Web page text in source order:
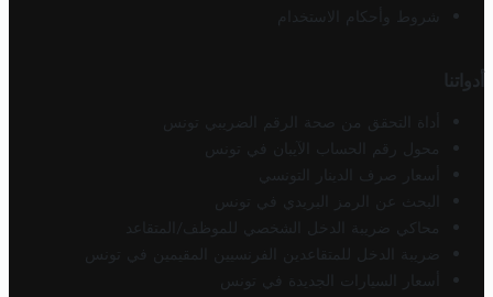
شروط وأحكام الاستخدام
أدواتنا
أداة التحقق من صحة الرقم الضريبي تونس
محول رقم الحساب الآيبان في تونس
أسعار صرف الدينار التونسي
البحث عن الرمز البريدي في تونس
محاكي ضريبة الدخل الشخصي للموظف/المتقاعد
ضريبة الدخل للمتقاعدين الفرنسيين المقيمين في تونس
أسعار السيارات الجديدة في تونس